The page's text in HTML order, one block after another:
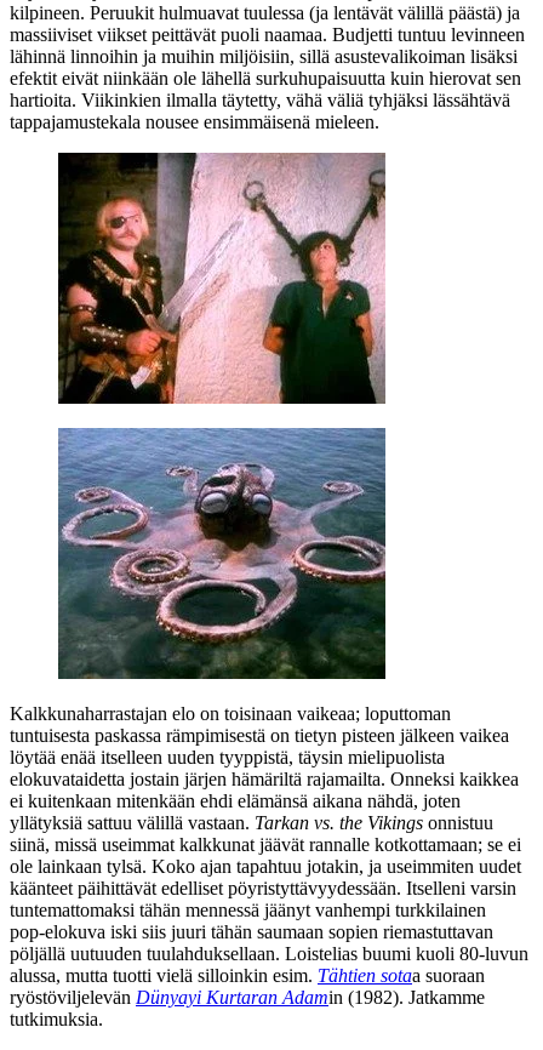
kilpineen. Peruukit hulmuavat tuulessa (ja lentävät välillä päästä) ja
massiiviset viikset peittävät puoli naamaa. Budjetti tuntuu levinneen
lähinnä linnoihin ja muihin miljöisiin, sillä asustevalikoiman lisäksi
efektit eivät niinkään ole lähellä surkuhupaisuutta kuin hierovat sen
hartioita. Viikinkien ilmalla täytetty, vähä väliä tyhjäksi lässähtävä
tappajamustekala nousee ensimmäisenä mieleen.
Kalkkunaharrastajan elo on toisinaan vaikeaa; loputtoman
tuntuisesta paskassa rämpimisestä on tietyn pisteen jälkeen vaikea
löytää enää itselleen uuden tyyppistä, täysin mielipuolista
elokuvataidetta jostain järjen hämäriltä rajamailta. Onneksi kaikkea
ei kuitenkaan mitenkään ehdi elämänsä aikana nähdä, joten
yllätyksiä sattuu välillä vastaan. Tarkan vs. the Vikings onnistuu
siinä, missä useimmat kalkkunat jäävät rannalle kotkottamaan; se ei
ole lainkaan tylsä. Koko ajan tapahtuu jotakin, ja useimmiten uudet
käänteet päihittävät edelliset pöyristyttävyydessään. Itselleni varsin
tuntemattomaksi tähän mennessä jäänyt vanhempi turkkilainen
pop‑elokuva iski siis juuri tähän saumaan sopien riemastuttavan
pöljällä uutuuden tuulahduksellaan. Loistelias buumi kuoli 80‑luvun
alussa, mutta tuotti vielä silloinkin esim. Tähtien sotaa suoraan
ryöstöviljelevän Dünyayi Kurtaran Adamin (1982). Jatkamme
tutkimuksia.